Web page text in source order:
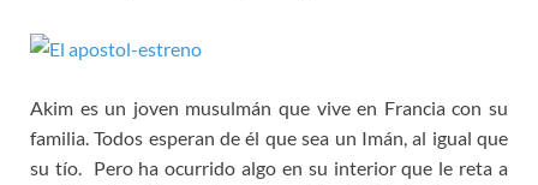
Akim es un joven musulmán que vive en Francia con su
familia. Todos esperan de él que sea un Imán, al igual que
su tío. Pero ha ocurrido algo en su interior que le reta a